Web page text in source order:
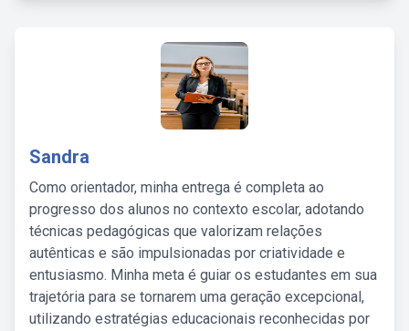
Sandra
Como orientador, minha entrega é completa ao
progresso dos alunos no contexto escolar, adotando
técnicas pedagógicas que valorizam relações
autênticas e são impulsionadas por criatividade e
entusiasmo. Minha meta é guiar os estudantes em sua
trajetória para se tornarem uma geração excepcional,
utilizando estratégias educacionais reconhecidas por